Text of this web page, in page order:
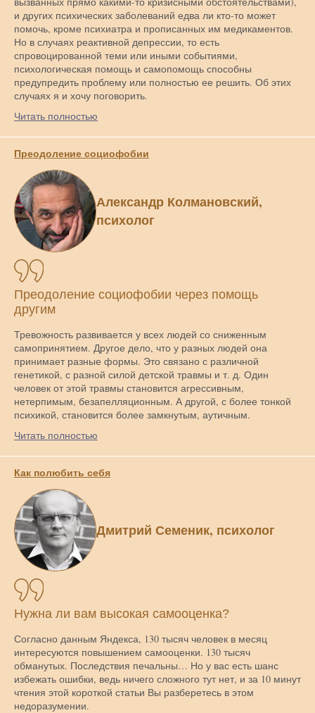
и других психических заболеваний едва ли кто-то может
помочь, кроме психиатра и прописанных им медикаментов.
Но в случаях реактивной депрессии, то есть
спровоцированной теми или иными событиями,
психологическая помощь и самопомощь способны
предупредить проблему или полностью ее решить. Об этих
случаях я и хочу поговорить.
Читать полностью
Преодоление социофобии
Александр Колмановский,
психолог
Преодоление социофобии через помощь
другим
Тревожность развивается у всех людей со сниженным
самопринятием. Другое дело, что у разных людей она
принимает разные формы. Это связано с различной
генетикой, с разной силой детской травмы и т. д. Один
человек от этой травмы становится агрессивным,
нетерпимым, безапелляционным. А другой, с более тонкой
психикой, становится более замкнутым, аутичным.
Читать полностью
Как полюбить себя
Дмитрий Семеник, психолог
Нужна ли вам высокая самооценка?
Согласно данным Яндекса, 130 тысяч человек в месяц
интересуются повышением самооценки. 130 тысяч
обманутых. Последствия печальны… Но у вас есть шанс
избежать ошибки, ведь ничего сложного тут нет, и за 10 минут
чтения этой короткой статьи Вы разберетесь в этом
недоразумении.